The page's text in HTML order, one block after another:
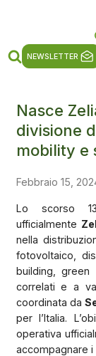
NEWSLETTER
Nasce
divisione
mobility e
Febbraio 15,
Lo scorso
ufficialmente
nella
fotovoltaico,
building,
correlati e a
coordinata da
per l’Italia.
operativa
accompagnare